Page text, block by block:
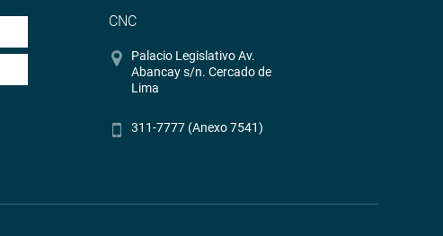
CNC
Palacio Legislativo Av.
Abancay s/n. Cercado de
Lima
311-7777 (Anexo 7541)